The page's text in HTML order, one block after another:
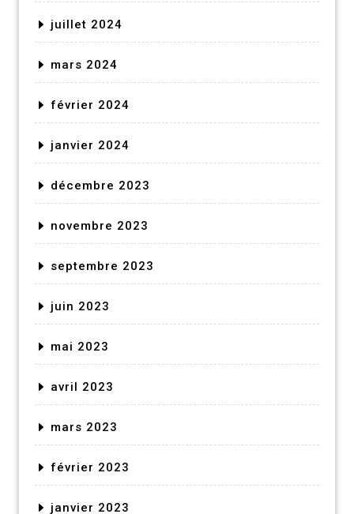
juillet 2024
mars 2024
février 2024
janvier 2024
décembre 2023
novembre 2023
septembre 2023
juin 2023
mai 2023
avril 2023
mars 2023
février 2023
janvier 2023